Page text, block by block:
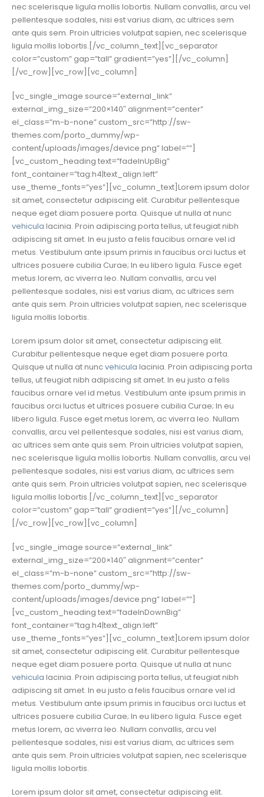
nec scelerisque ligula mollis lobortis. Nullam convallis, arcu vel
pellentesque sodales, nisi est varius diam, ac ultrices sem
ante quis sem. Proin ultricies volutpat sapien, nec scelerisque
ligula mollis lobortis.[/vc_column_text][vc_separator
color=”custom” gap=”tall” gradient=”yes”][/vc_column]
[/vc_row][vc_row][vc_column]
[vc_single_image source=”external_link”
external_img_size=”200×140″ alignment=”center”
el_class=”m-b-none” custom_src=”http://sw-
themes.com/porto_dummy/wp-
content/uploads/images/device.png” label=””]
[vc_custom_heading text=”fadeInUpBig”
font_container=”tag:h4|text_align:left”
use_theme_fonts=”yes”][vc_column_text]Lorem ipsum dolor
sit amet, consectetur adipiscing elit. Curabitur pellentesque
neque eget diam posuere porta. Quisque ut nulla at nunc
vehicula lacinia. Proin adipiscing porta tellus, ut feugiat nibh
adipiscing sit amet. In eu justo a felis faucibus ornare vel id
metus. Vestibulum ante ipsum primis in faucibus orci luctus et
ultrices posuere cubilia Curae; In eu libero ligula. Fusce eget
metus lorem, ac viverra leo. Nullam convallis, arcu vel
pellentesque sodales, nisi est varius diam, ac ultrices sem
ante quis sem. Proin ultricies volutpat sapien, nec scelerisque
ligula mollis lobortis.
Lorem ipsum dolor sit amet, consectetur adipiscing elit.
Curabitur pellentesque neque eget diam posuere porta.
Quisque ut nulla at nuncvehicula lacinia. Proin adipiscing porta
tellus, ut feugiat nibh adipiscing sit amet. In eu justo a felis
faucibus ornare vel id metus. Vestibulum ante ipsum primis in
faucibus orci luctus et ultrices posuere cubilia Curae; In eu
libero ligula. Fusce eget metus lorem, ac viverra leo. Nullam
convallis, arcu vel pellentesque sodales, nisi est varius diam,
ac ultrices sem ante quis sem. Proin ultricies volutpat sapien,
nec scelerisque ligula mollis lobortis. Nullam convallis, arcu vel
pellentesque sodales, nisi est varius diam, ac ultrices sem
ante quis sem. Proin ultricies volutpat sapien, nec scelerisque
ligula mollis lobortis.[/vc_column_text][vc_separator
color=”custom” gap=”tall” gradient=”yes”][/vc_column]
[/vc_row][vc_row][vc_column]
[vc_single_image source=”external_link”
external_img_size=”200×140″ alignment=”center”
el_class=”m-b-none” custom_src=”http://sw-
themes.com/porto_dummy/wp-
content/uploads/images/device.png” label=””]
[vc_custom_heading text=”fadeInDownBig”
font_container=”tag:h4|text_align:left”
use_theme_fonts=”yes”][vc_column_text]Lorem ipsum dolor
sit amet, consectetur adipiscing elit. Curabitur pellentesque
neque eget diam posuere porta. Quisque ut nulla at nunc
vehicula lacinia. Proin adipiscing porta tellus, ut feugiat nibh
adipiscing sit amet. In eu justo a felis faucibus ornare vel id
metus. Vestibulum ante ipsum primis in faucibus orci luctus et
ultrices posuere cubilia Curae; In eu libero ligula. Fusce eget
metus lorem, ac viverra leo. Nullam convallis, arcu vel
pellentesque sodales, nisi est varius diam, ac ultrices sem
ante quis sem. Proin ultricies volutpat sapien, nec scelerisque
ligula mollis lobortis.
Lorem ipsum dolor sit amet, consectetur adipiscing elit.